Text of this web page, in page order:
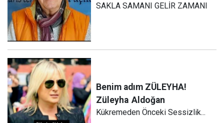
SAKLA SAMANI GELİR ZAMANI
Benim adım ZÜLEYHA!
Züleyha Aldoğan
Kükremeden Önceki Sessizlik...